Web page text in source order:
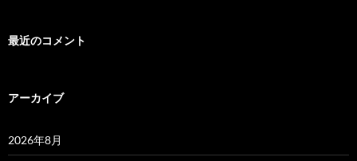
最近のコメント
アーカイブ
2026年8月